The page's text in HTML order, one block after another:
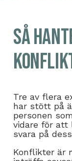
Så
Tre av flera
har stött på
personen
vidare för att
svara på
Konflikter är